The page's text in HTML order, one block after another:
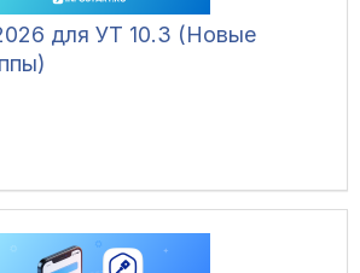
для УТ 10.3 (Новые